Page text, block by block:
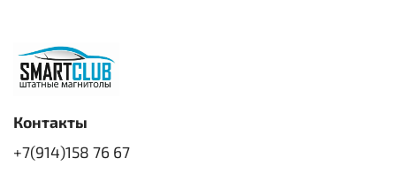
Контакты
+7(914)158 76 67